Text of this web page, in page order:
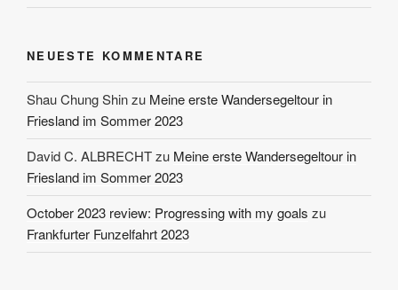
NEUESTE KOMMENTARE
Shau Chung Shinzu Meine erste Wandersegeltour in
Friesland im Sommer 2023
David C. ALBRECHTzu Meine erste Wandersegeltour in
Friesland im Sommer 2023
October 2023 review: Progressing with my goals zu
Frankfurter Funzelfahrt 2023